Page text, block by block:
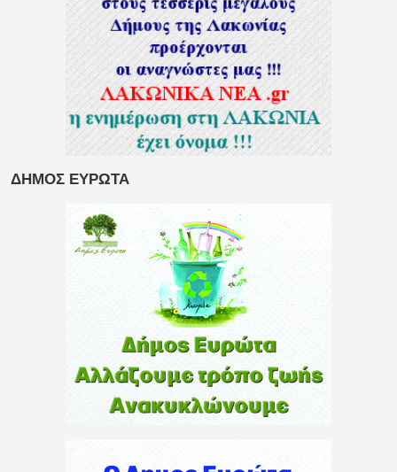
ΔΗΜΟΣ ΕΥΡΩΤΑ